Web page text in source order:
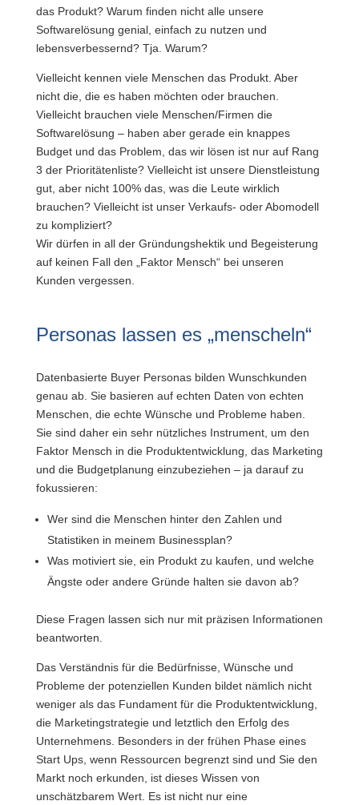
das Produkt? Warum finden nicht alle unsere
Softwarelösung genial, einfach zu nutzen und
lebensverbessernd? Tja. Warum?
Vielleicht kennen viele Menschen das Produkt. Aber
nicht die, die es haben möchten oder brauchen.
Vielleicht brauchen viele Menschen/Firmen die
Softwarelösung – haben aber gerade ein knappes
Budget und das Problem, das wir lösen ist nur auf Rang
3 der Prioritätenliste? Vielleicht ist unsere Dienstleistung
gut, aber nicht 100% das, was die Leute wirklich
brauchen? Vielleicht ist unser Verkaufs- oder Abomodell
zu kompliziert?
Wir dürfen in all der Gründungshektik und Begeisterung
auf keinen Fall den „Faktor Mensch“ bei unseren
Kunden vergessen.
Personas lassen es „menscheln“
Datenbasierte Buyer Personas bilden Wunschkunden
genau ab. Sie basieren auf echten Daten von echten
Menschen, die echte Wünsche und Probleme haben.
Sie sind daher ein sehr nützliches Instrument, um den
Faktor Mensch in die Produktentwicklung, das Marketing
und die Budgetplanung einzubeziehen – ja darauf zu
fokussieren:
Wer sind die Menschen hinter den Zahlen und
Statistiken in meinem Businessplan?
Was motiviert sie, ein Produkt zu kaufen, und welche
Ängste oder andere Gründe halten sie davon ab?
Diese Fragen lassen sich nur mit präzisen Informationen
beantworten.
Das Verständnis für die Bedürfnisse, Wünsche und
Probleme der potenziellen Kunden bildet nämlich nicht
weniger als das Fundament für die Produktentwicklung,
die Marketingstrategie und letztlich den Erfolg des
Unternehmens. Besonders in der frühen Phase eines
Start Ups, wenn Ressourcen begrenzt sind und Sie den
Markt noch erkunden, ist dieses Wissen von
unschätzbarem Wert. Es ist nicht nur eine